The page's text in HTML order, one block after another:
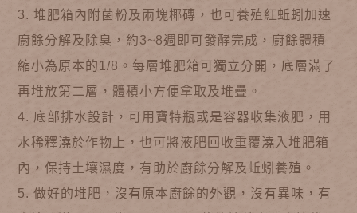
3. 堆肥箱內附菌粉及兩塊椰磚，也可養殖紅蚯蚓加速
廚餘分解及除臭，約3~8週即可發酵完成，廚餘體積
縮小為原本的1/8。每層堆肥箱可獨立分開，底層滿了
再堆放第二層，體積小方便拿取及堆疊。
4. 底部排水設計，可用寶特瓶或是容器收集液肥，用
水稀釋澆於作物上，也可將液肥回收重覆澆入堆肥箱
內，保持土壤濕度，有助於廚餘分解及蚯蚓養殖。
5. 做好的堆肥，沒有原本廚餘的外觀，沒有異味，有